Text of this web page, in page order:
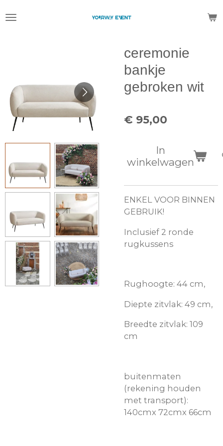
direct
ceremonie
bankje
gebroken wit
€ 95,00
In
winkelwagen
ENKEL VOOR BINNEN
GEBRUIK!
Inclusief 2 ronde
rugkussens
Rughoogte: 44 cm,
Diepte zitvlak: 49 cm,
Breedte zitvlak: 109
cm
buitenmaten
(rekening houden
met transport):
140cmx 72cmx 66cm